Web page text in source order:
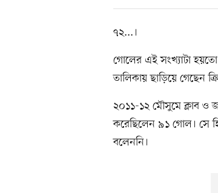
৭২...।
গোলের এই সংখ্যাটা
তালিকায় ছাড়িয়ে গেছেন
২০১১-১২ মৌসুমে ক্লাব ও
করেছিলেন ৯১ গোল। সে
বলেননি।